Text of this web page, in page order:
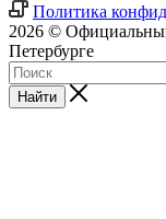
Политика
2026 ©
Петербурге
Найти